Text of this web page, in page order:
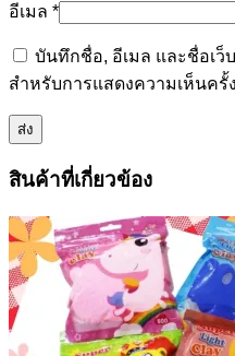
อีเมล *
บันทึกชื่อ, อีเมล และชื่อเว็
สำหรับการแสดงความเห็นครั้
สินค้าที่เกี่ยวข้อง